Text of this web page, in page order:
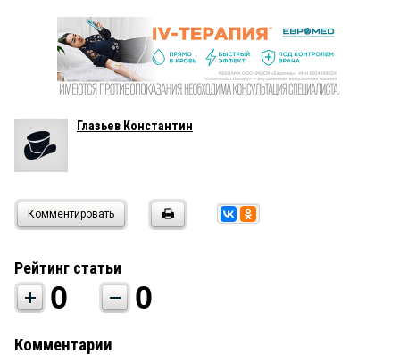
Глазьев Константин
Комментировать
Рейтинг статьи
0 0
Комментарии